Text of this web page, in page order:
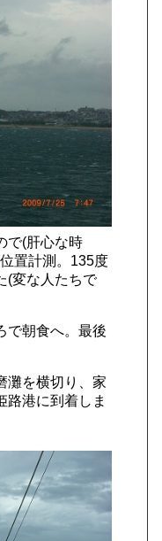
で(肝心な時
置計測。135度
(変な人たちで
で朝食へ。最後
灘を横切り、家
路港に到着しま